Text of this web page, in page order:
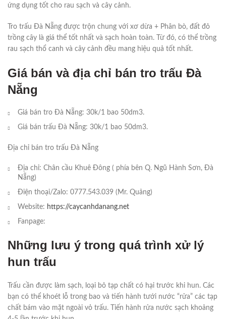
ứng dụng tốt cho rau sạch và cây cảnh.
Tro trấu Đà Nẵng được trộn chung với xơ dừa + Phân bò, đất đỏ
trồng cây là giá thể tốt nhất và sạch hoàn toàn. Từ đó, có thể trồng
rau sạch thổ canh và cây cảnh đều mang hiệu quả tốt nhất.
Giá bán và địa chỉ bán tro trấu Đà
Nẵng
Giá bán tro Đà Nẵng: 30k/1 bao 50dm3.
Giá bán trấu Đà Nẵng: 30k/1 bao 50dm3.
Địa chỉ bán tro trấu Đà Nẵng
Địa chỉ: Chân cầu Khuê Đông ( phía bên Q. Ngũ Hành Sơn, Đà
Nẵng)
Điện thoại/Zalo: 0777.543.039 (Mr. Quảng)
Website: https://caycanhdanang.net
Fanpage:
Những lưu ý trong quá trình xử lý
hun trấu
Trấu cần được làm sạch, loại bỏ tạp chất có hại trước khi hun. Các
bạn có thể khoét lỗ trong bao và tiến hành tưới nước “rửa” các tạp
chất bám vào mặt ngoài vỏ trấu. Tiến hành rửa nước sạch khoảng